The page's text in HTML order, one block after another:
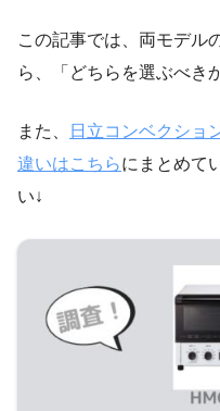
この記事では、両モデル
ら、「どちらを選ぶべき
また、
日立コンベクショ
違いはこちらにまとめて
い↓